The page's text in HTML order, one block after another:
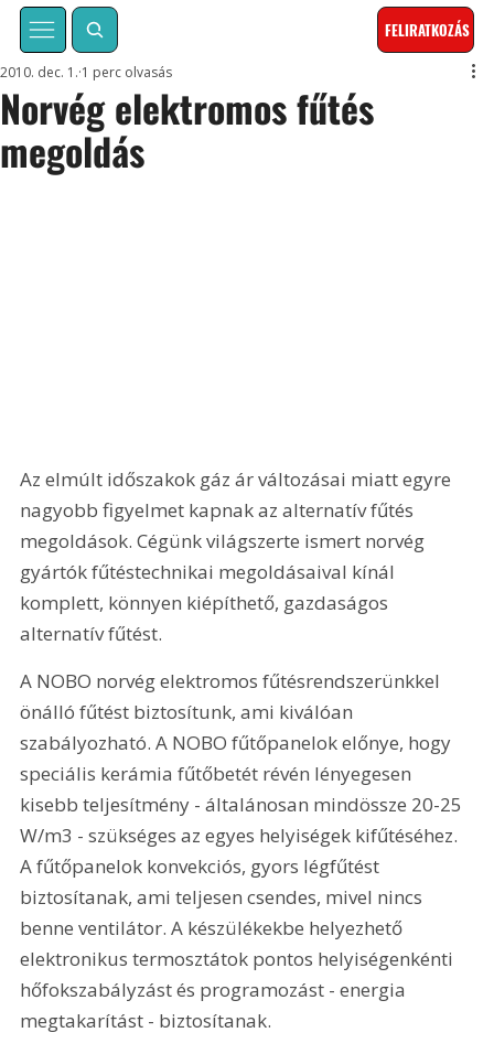
FELIRATKOZÁS
Norvég elektromos fűtés
megoldás
2010. dec. 1. 1 perc olvasás
Az elmúlt időszakok gáz ár változásai miatt egyre
nagyobb figyelmet kapnak az alternatív fűtés
megoldások. Cégünk világszerte ismert norvég
gyártók fűtéstechnikai megoldásaival kínál
komplett, könnyen kiépíthető, gazdaságos
alternatív fűtést.
A NOBO norvég elektromos fűtésrendszerünkkel
önálló fűtést biztosítunk, ami kiválóan
szabályozható. A NOBO fűtőpanelok előnye, hogy
speciális kerámia fűtőbetét révén lényegesen
kisebb teljesítmény - általánosan mindössze 20-25
W/m3 - szükséges az egyes helyiségek kifűtéséhez.
A fűtőpanelok konvekciós, gyors légfűtést
biztosítanak, ami teljesen csendes, mivel nincs
benne ventilátor. A készülékekbe helyezhető
elektronikus termosztátok pontos helyiségenkénti
hőfokszabályzást és programozást - energia
megtakarítást - biztosítanak.